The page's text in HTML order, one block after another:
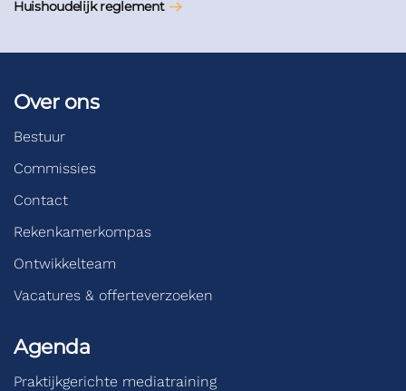
Huishoudelijk reglement
Over ons
Bestuur
Commissies
Contact
Rekenkamerkompas
Ontwikkelteam
Vacatures & offerteverzoeken
Agenda
Praktijkgerichte mediatraining